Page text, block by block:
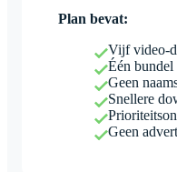
Plan bevat:
Vijf video-
Één bundel
Geen
Snellere
Geen